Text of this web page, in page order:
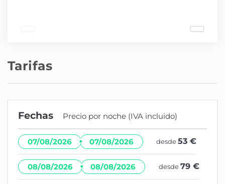
Tarifas
Fechas Precio por noche (IVA incluido)
07/08/2026 · 07/08/2026 desde53 €
08/08/2026 · 08/08/2026 desde79 €